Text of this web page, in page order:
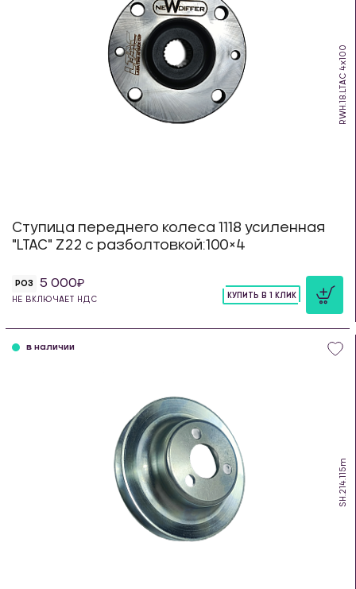
RWH.18.LTAC 4х100
Ступица переднего колеса 1118 усиленная
"LTAC" Z22 с разболтовкой:100×4
РОЗ 5 000
НЕ ВКЛЮЧАЕТ НДС
КУПИТЬ В 1 КЛИК
SH.214.115m
в наличии